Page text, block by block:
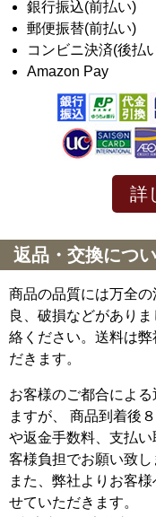
銀行振込(前払い)
郵便振替(前払い)
コンビニ決済(後払
Amazon Pay
詳
返品・交換につ
商品の品質には万全
良、破損などがあり
絡ください。送料は
だきます。
お客様のご都合によ
ますが、
商品到着後
や返金手数料、支払
客様負担でお願い致し
また、弊社よりお客
せていただきます。